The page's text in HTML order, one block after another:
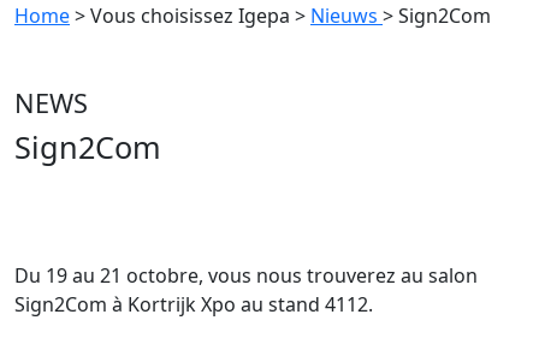
Home> Vous choisissez Igepa > Nieuws > Sign2Com
NEWS
Sign2Com
Du 19 au 21 octobre, vous nous trouverez au salon
Sign2Com à Kortrijk Xpo au stand 4112.